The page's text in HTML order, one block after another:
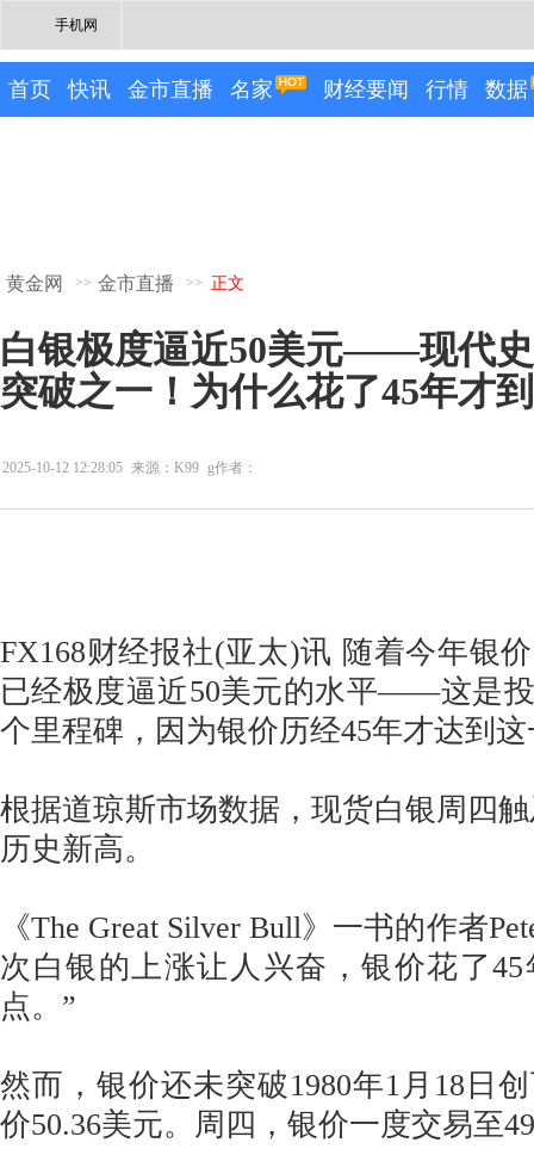
手机网
首页 快讯 金市直播 名家 财经要闻 行情 数据
黄金网 >> 金市直播 >> 正文
白银极度逼近50美元——现代
突破之一！为什么花了45年才
2025-10-12 12:28:05 来源：K99 g作者：
FX168财经报社(亚太)讯 随着今年银
已经极度逼近50美元的水平——这是
个里程碑，因为银价历经45年才达到
根据道琼斯市场数据，现货白银周四
历史新高。
《The Great Silver Bull》一书的作者
次白银的上涨让人兴奋，银价花了
点。”
然而，银价还未突破1980年1月18日
价50.36美元。周四，银价一度交易至